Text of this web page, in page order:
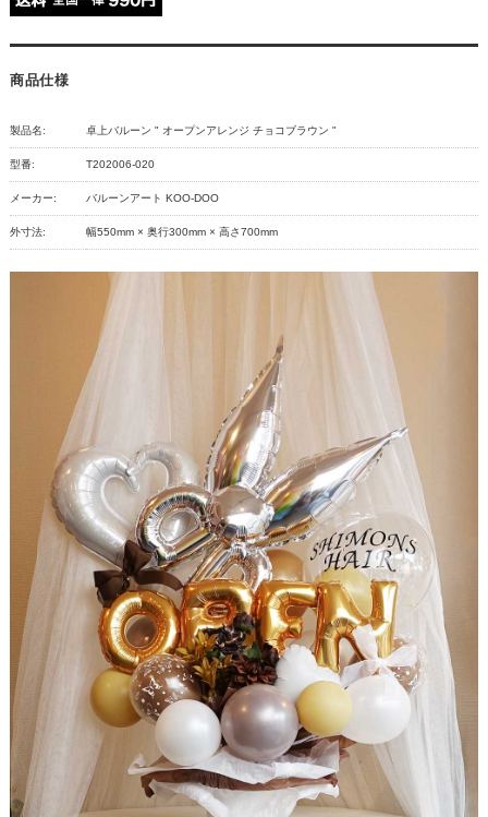
商品仕様
製品名: 卓上バルーン " オープンアレンジ チョコブラウン "
型番: T202006-020
メーカー: バルーンアート KOO-DOO
外寸法: 幅550mm × 奥行300mm × 高さ700mm